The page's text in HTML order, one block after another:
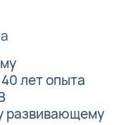
лет опыта
развивающему